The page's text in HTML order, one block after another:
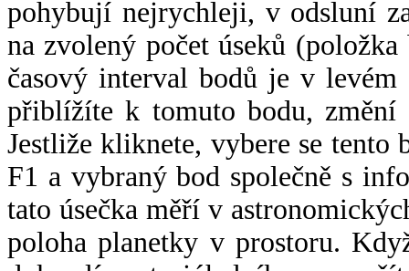
pohybují nejrychleji, v odsluní
na zvolený počet úseků
časový interval bodů je v
přiblížíte k tomuto bodu,
Jestliže kliknete, vybere se tento
F1 a vybraný bod společně s
tato úsečka měří v
poloha planetky v prostoru.